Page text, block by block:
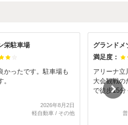
栄駐車場
かったです。駐車場も
2026年8月2日
軽自動車/ その他
グランドメ
満足度：
アリーナ立
大会観戦の
で徒歩15分
立川にも